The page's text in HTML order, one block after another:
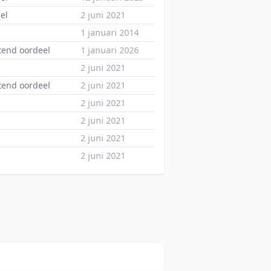
2 juni 2021
1 januari 2014
oordeel
1 januari 2026
2 juni 2021
oordeel
2 juni 2021
2 juni 2021
2 juni 2021
2 juni 2021
2 juni 2021